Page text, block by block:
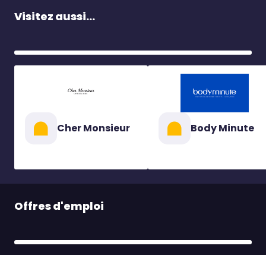
Visitez aussi...
Cher Monsieur Body Minute
Offres d'emploi